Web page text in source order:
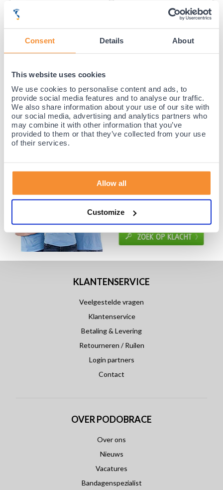
Consent Details About
This website uses cookies
We use cookies to personalise content and ads, to
provide social media features and to analyse our traffic.
We also share information about your use of our site with
our social media, advertising and analytics partners who
may combine it with other information that you’ve
provided to them or that they’ve collected from your use
of their services.
Allow all
Customize
bezorgd.
35 jaar medische ervaring!
Nr.1 in Benelux en Duitsland!
Gratis retourneren en 14 dagen uitproberen!
Achteraf betalen mogelijk! Nergens goedkoper!
KLANTENSERVICE
Veelgestelde vragen
Klantenservice
Betaling & Levering
Retourneren / Ruilen
Login partners
Contact
OVER PODOBRACE
Over ons
Nieuws
Vacatures
Bandagenspezialist